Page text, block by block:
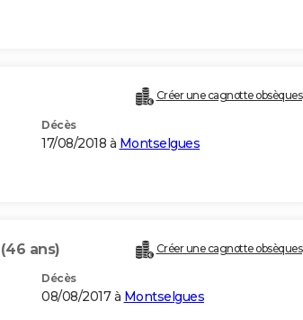
Créer une cagnotte obsèques
Décès
17/08/2018 à Montselgues
(46 ans) Créer une cagnotte obsèques
Décès
08/08/2017 à Montselgues